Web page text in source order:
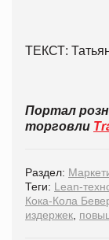
ТЕКСТ:
Портал
торговли
Раздел:
Теги: Lean-
Кока-Кола
издержек